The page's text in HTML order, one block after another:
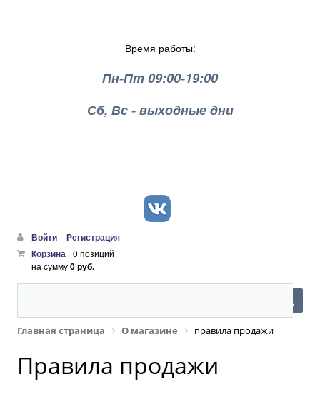
Время работы:
Пн-Пт 09:00-19:00
Сб, Вс - выходные дни
Войти
Регистрация
Корзина 0 позиций
на сумму0 руб.
Главная страница О магазине правила продажи
Правила продажи